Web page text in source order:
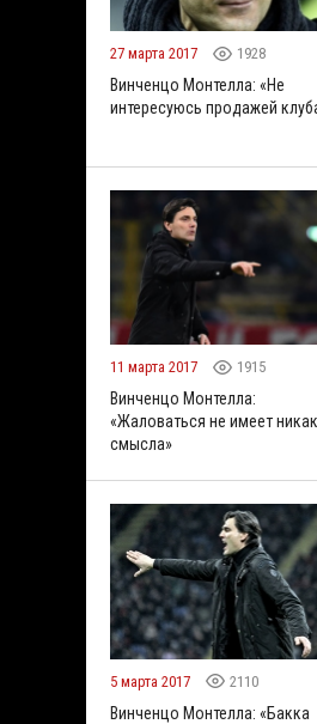
27 марта 2017 1928
Винченцо Монтелла: «Не
интересуюсь продажей
11 марта 2017 1915
Винченцо Монтелла:
«Жаловаться не имеет
смысла»
5 марта 2017 2110
Винченцо Монтелла: «Бакка